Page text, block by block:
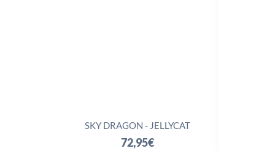
SKY DRAGON - JELLYCAT
72,95€